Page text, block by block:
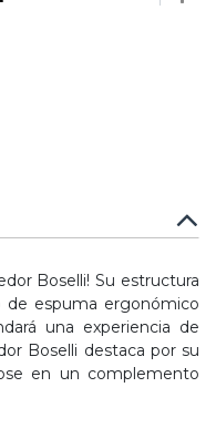
Boselli! Su estructura
de espuma ergonómico
una experiencia de
Boselli destaca por su
en un complemento